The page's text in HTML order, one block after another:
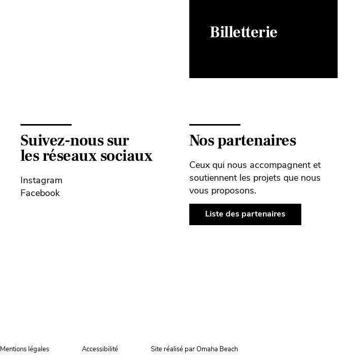
Billetterie
Suivez-nous sur
les réseaux sociaux
Instagram
Facebook
Nos partenaires
Ceux qui nous accompagnent et
soutiennent les projets que nous
vous proposons.
Liste des partenaires
Mentions légales Accessibilité Site réalisé par Omaha Beach